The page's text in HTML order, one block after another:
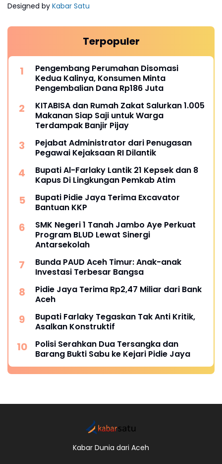
Designed by Kabar Satu
Terpopuler
Pengembang Perumahan Disomasi
Kedua Kalinya, Konsumen Minta
Pengembalian Dana Rp186 Juta
KITABISA dan Rumah Zakat Salurkan 1.005
Makanan Siap Saji untuk Warga
Terdampak Banjir Pijay
Pejabat Administrator dari Penugasan
Pegawai Kejaksaan RI Dilantik
Bupati Al-Farlaky Lantik 21 Kepsek dan 8
Kapus Di Lingkungan Pemkab Atim
Bupati Pidie Jaya Terima Excavator
Bantuan KKP
SMK Negeri 1 Tanah Jambo Aye Perkuat
Program BLUD Lewat Sinergi
Antarsekolah
Bunda PAUD Aceh Timur: Anak-anak
Investasi Terbesar Bangsa
Pidie Jaya Terima Rp2,47 Miliar dari Bank
Aceh
Bupati Farlaky Tegaskan Tak Anti Kritik,
Asalkan Konstruktif
Polisi Serahkan Dua Tersangka dan
Barang Bukti Sabu ke Kejari Pidie Jaya
Kabar Dunia dari Aceh